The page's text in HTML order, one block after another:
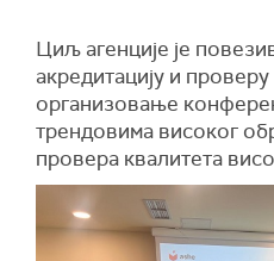
Циљ агенције је
акредитацију и проверу
организовање
трендовима високог
провера квалитета